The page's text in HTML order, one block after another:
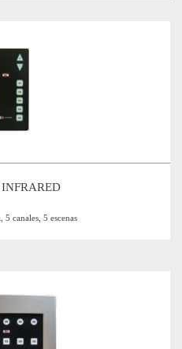
INFRARED
5 canales, 5 escenas